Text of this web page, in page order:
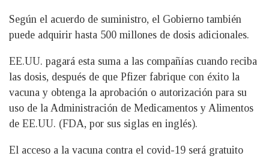
Según el acuerdo de suministro, el Gobierno también
puede adquirir hasta 500 millones de dosis adicionales.
EE.UU. pagará esta suma a las compañías cuando reciba
las dosis, después de que Pfizer fabrique con éxito la
vacuna y obtenga la aprobación o autorización para su
uso de la Administración de Medicamentos y Alimentos
de EE.UU. (FDA, por sus siglas en inglés).
El acceso a la vacuna contra el covid-19 será gratuito